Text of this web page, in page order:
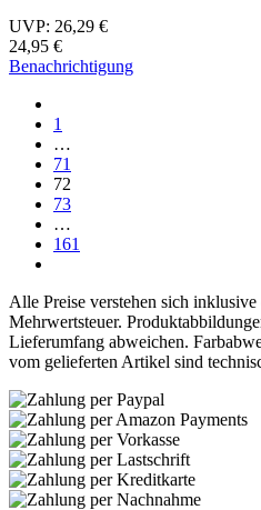
UVP: 26,29 €
24,95 €
Benachrichtigung
1
…
71
72
73
…
161
Alle Preise verstehen sich inklusive
Mehrwertsteuer.
Lieferumfang abweichen.
vom gelieferten Artikel sind